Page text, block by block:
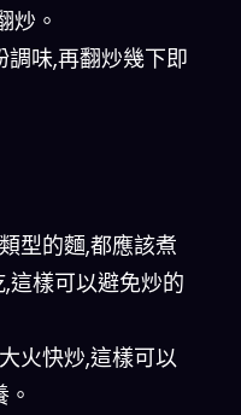
炒。
味,再翻炒幾下即
型的麵,都應該煮
這樣可以避免炒的
火快炒,這樣可以